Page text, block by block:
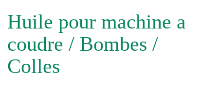
Huile pour machine a
coudre / Bombes /
Colles